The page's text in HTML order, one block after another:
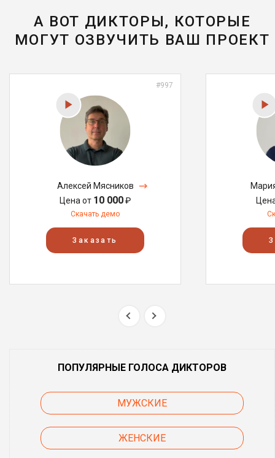
А ВОТ ДИКТОРЫ, КОТОРЫЕ
МОГУТ ОЗВУЧИТЬ ВАШ ПРОЕКТ
#997
Алексей Мясников
Цена от 10 000₽
Скачать демо
Заказать
ПОПУЛЯРНЫЕ ГОЛОСА ДИКТОРОВ
МУЖСКИЕ
ЖЕНСКИЕ